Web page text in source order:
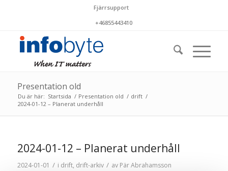
Fjärrsupport
+46855443410
Presentation old
Du är här: Startsida / Presentation old / drift /
2024-01-12 – Planerat underhåll
2024-01-12 – Planerat underhåll
2024-01-01 / i drift, drift-arkiv / av Pär Abrahamsson